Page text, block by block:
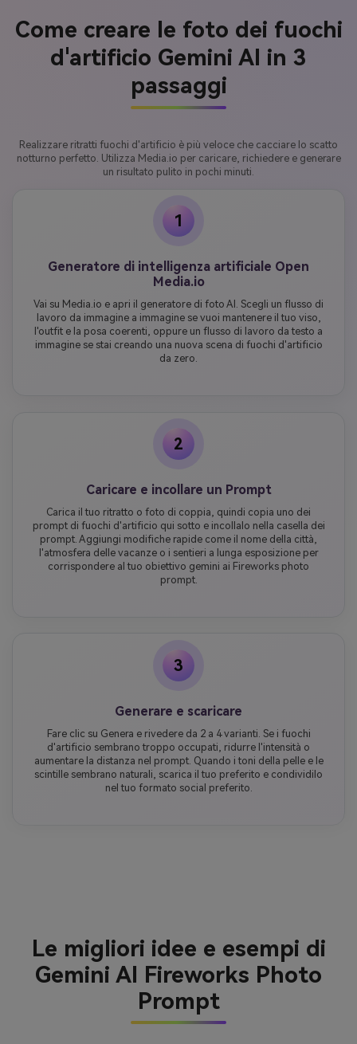
Come creare le foto dei fuochi
d'artificio Gemini AI in 3
passaggi
Realizzare ritratti fuochi d'artificio è più veloce che cacciare lo scatto
notturno perfetto. Utilizza Media.io per caricare, richiedere e generare
un risultato pulito in pochi minuti.
1
Generatore di intelligenza artificiale Open
Media.io
Vai su Media.io e apri il generatore di foto AI. Scegli un flusso di
lavoro da immagine a immagine se vuoi mantenere il tuo viso,
l'outfit e la posa coerenti, oppure un flusso di lavoro da testo a
immagine se stai creando una nuova scena di fuochi d'artificio
da zero.
2
Caricare e incollare un Prompt
Carica il tuo ritratto o foto di coppia, quindi copia uno dei
prompt di fuochi d'artificio qui sotto e incollalo nella casella dei
prompt. Aggiungi modifiche rapide come il nome della città,
l'atmosfera delle vacanze o i sentieri a lunga esposizione per
corrispondere al tuo obiettivo gemini ai Fireworks photo
prompt.
3
Generare e scaricare
Fare clic su Genera e rivedere da 2 a 4 varianti. Se i fuochi
d'artificio sembrano troppo occupati, ridurre l'intensità o
aumentare la distanza nel prompt. Quando i toni della pelle e le
scintille sembrano naturali, scarica il tuo preferito e condividilo
nel tuo formato social preferito.
Le migliori idee e esempi di
Gemini AI Fireworks Photo
Prompt